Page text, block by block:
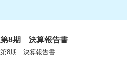
第8期 決算報告書
第8期 決算報告書